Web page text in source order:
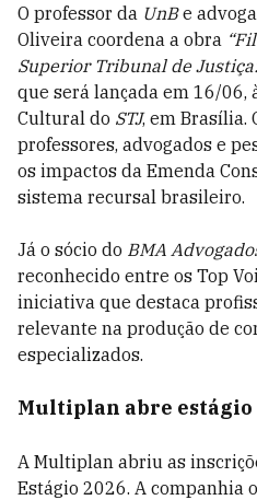
O professor da UnBe
Oliveira coordena a obra
Superior Tribunal de
que será lançada em 16/06,
Cultural do STJ, em Brasília.
professores, advogados e
os impactos da Emenda
sistema recursal brasileiro.
Já o sócio do BMA
reconhecido entre os Top
iniciativa que destaca
relevante na produção de
especializados.
Multiplan abre estágio
A Multiplan abriu as
Estágio 2026. A companhia